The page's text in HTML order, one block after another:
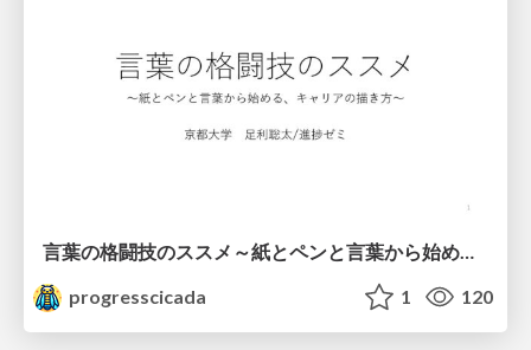
progresscicada
1 120